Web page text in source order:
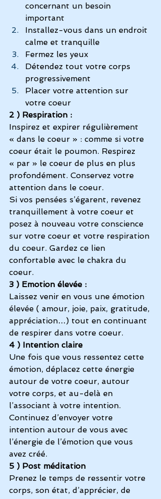
concernant un besoin
important
Installez-vous dans un endroit
calme et tranquille
Fermez les yeux
Détendez tout votre corps
progressivement
Placer votre attention sur
votre coeur
2 ) Respiration :
Inspirez et expirer régulièrement
« dans le coeur » : comme si votre
coeur était le poumon. Respirez
« par » le coeur de plus en plus
profondément. Conservez votre
attention dans le coeur.
Si vos pensées s’égarent, revenez
tranquillement à votre coeur et
posez à nouveau votre conscience
sur votre coeur et votre respiration
du coeur. Gardez ce lien
confortable avec le chakra du
coeur.
3 ) Emotion élevée :
Laissez venir en vous une émotion
élevée ( amour, joie, paix, gratitude,
appréciation…) tout en continuant
de respirer dans votre coeur.
4 ) Intention claire
Une fois que vous ressentez cette
émotion, déplacez cette énergie
autour de votre coeur, autour
votre corps, et au-delà en
l’associant à votre intention.
Continuez d’envoyer votre
intention autour de vous avec
l’énergie de l’émotion que vous
avez créé.
5 ) Post méditation
Prenez le temps de ressentir votre
corps, son état, d’apprécier, de